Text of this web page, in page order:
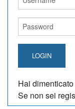
LOGIN
Hai
Se non sei